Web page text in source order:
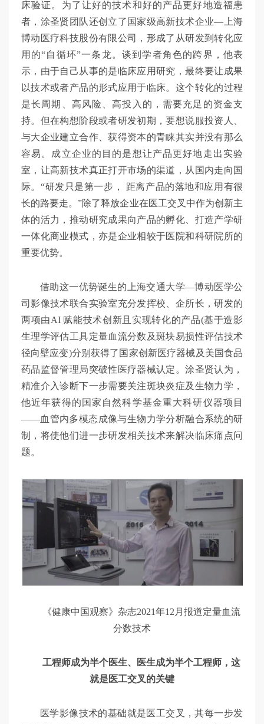
床验证。为了让好的技术和好的产品更好地造福患
者，涂圣贤团队还创立了国家级高新技术企业—上海
博动医疗科技股份有限公司，形成了从研发到转化应
用的“自循环”一条龙。谈到学者角色的跨界，他表
示，由于自己从事的是临床应用研究，最终要让成果
以技术或者产品的形式应用于临床。这个转化的过程
是长周期、高风险、高投入的，需要充足的资金支
持。但在构想阶段或者研发初期，要想说服投资人、
与大企业建立合作、获得资本的青睐其实并没有那么
容易。成立企业的目的是想让产品更好地走出实验
室，让高新技术真正打开市场的渠道，从国内走向国
际。“研发只是第一步， 距离产品的落地和应用有很
长的路要走。”除了释放企业在医工交叉中作为创新主
体的活力，推动研究成果向产品的孵化、打造产学研
一体化商业模式，亦是企业相较于医院和科研院所的
重要优势。
借助这一优势诞生的上海交通大学—博动医学公
司影像技术联合实验室充分发挥校、企所长，研发的
两项由AI 赋能技术创新且实现转化的产品(基于造影
生理学评估工具定量血流分数及斑块易损性评估技术
径向壁应变)分别获得了国家创新医疗器械及美国食品
药品监督管理局突破性医疗器械认定。涂圣贤认为，
精准介入诊断下一步需要关注斑块炎症及生物力学，
他近年获得的国家自然科学基金重大科研仪器项目
——血管内多模态成像与生物力学分析融合系统的研
制，将使他们进一步研发相关技术来解决临床痛点问
题。
《健康中国观察》杂志2021年12月报道定量血流
分数技术
工程师成为半个医生、医生成为半个工程师，这
就是医工交叉的关键
医学影像技术的基础就是医工交叉，其每一步发